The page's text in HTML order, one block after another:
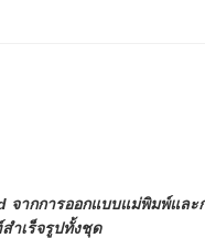
จากการออกแบบแม่พิมพ์แล
ำเร็จรูปทั้งชุด